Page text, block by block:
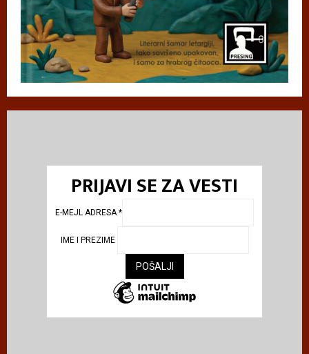
PRIJAVI SE ZA VESTI
E-MEJL ADRESA*
IME I PREZIME